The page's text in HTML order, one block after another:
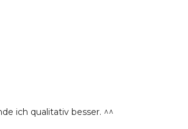
ich qualitativ besser. ^^